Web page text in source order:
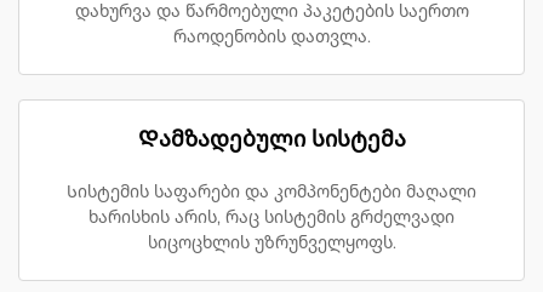
დახურვა და წარმოებული პაკეტების საერთო
რაოდენობის დათვლა.
Დამზადებული სისტემა
Სისტემის საფარები და კომპონენტები მაღალი
ხარისხის არის, რაც სისტემის გრძელვადი
სიცოცხლის უზრუნველყოფს.